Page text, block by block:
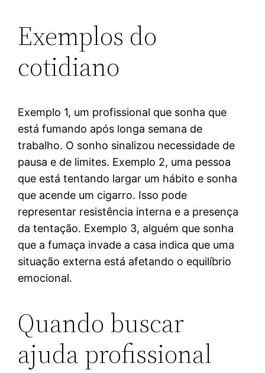
Exemplos do
cotidiano
Exemplo 1, um profissional que sonha que
está fumando após longa semana de
trabalho. O sonho sinalizou necessidade de
pausa e de limites. Exemplo 2, uma pessoa
que está tentando largar um hábito e sonha
que acende um cigarro. Isso pode
representar resistência interna e a presença
da tentação. Exemplo 3, alguém que sonha
que a fumaça invade a casa indica que uma
situação externa está afetando o equilíbrio
emocional.
Quando buscar
ajuda profissional